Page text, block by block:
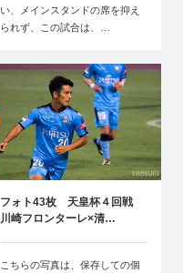
い、メインスタンドの席を抑え
られず、この試合は、…
フォト43枚 天皇杯４回戦
川崎フロンターレ×清…
こちらの写真は、保存しての個